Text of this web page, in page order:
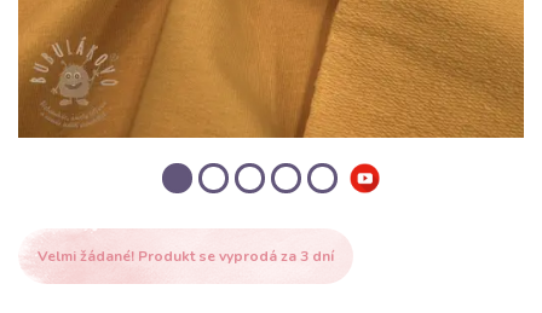
Velmi žádané! Produkt se vyprodá za 3 dní